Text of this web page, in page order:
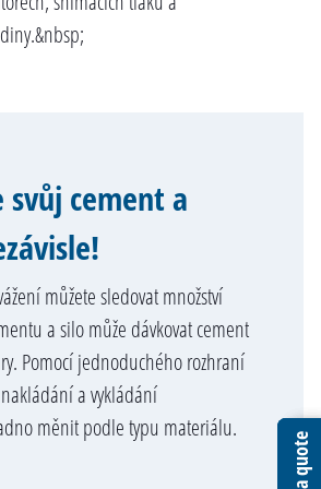
svůj cement a
můžete sledovat množství
a silo může dávkovat cement
Pomocí jednoduchého rozhraní
a vykládání
měnit podle typu materiálu.